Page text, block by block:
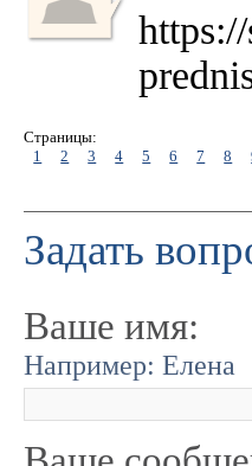
Страницы:
1
2 3 4 5 6 7 8
Задать
Ваше имя:
Например: Елена